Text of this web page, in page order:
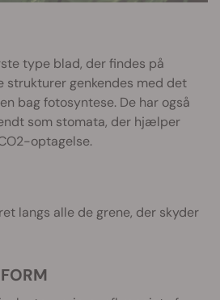
type blad, der findes på
strukturer genkendes med det
bag fotosyntese. De har også
som stomata, der hjælper
optagelse.
langs alle de grene, der skyder